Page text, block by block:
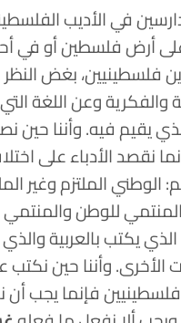
في الأديب
أرض فلسطين أو في
فلسطينيين، بغض
وعن اللغة
يقيم فيه. وأننا حين
نقصد الأدباء على
الوطني الملتزم وغير
للوطن والمنتمي
يكتب بالعربية
الأخرى. وأننا حين
فإنما يجب أن